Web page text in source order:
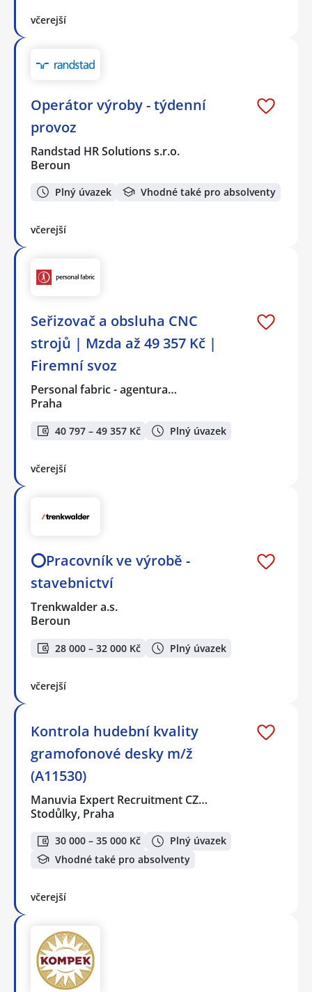
včerejší
Operátor výroby - týdenní
provoz
Randstad HR Solutions s.r.o.
Beroun
Plný úvazek Vhodné také pro absolventy
včerejší
Seřizovač a obsluha CNC
strojů | Mzda až 49 357 Kč |
Firemní svoz
Personal fabric - agentura…
Praha
40 797 – 49 357 Kč Plný úvazek
včerejší
⭕Pracovník ve výrobě -
stavebnictví
Trenkwalder a.s.
Beroun
28 000 – 32 000 Kč Plný úvazek
včerejší
Kontrola hudební kvality
gramofonové desky️ m/ž
(A11530)
Manuvia Expert Recruitment CZ…
Stodůlky, Praha
30 000 – 35 000 Kč
Plný úvazek
Vhodné také pro absolventy
včerejší